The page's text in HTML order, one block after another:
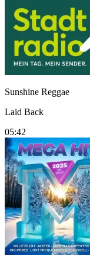
Sunshine Reggae
Laid Back
05:42